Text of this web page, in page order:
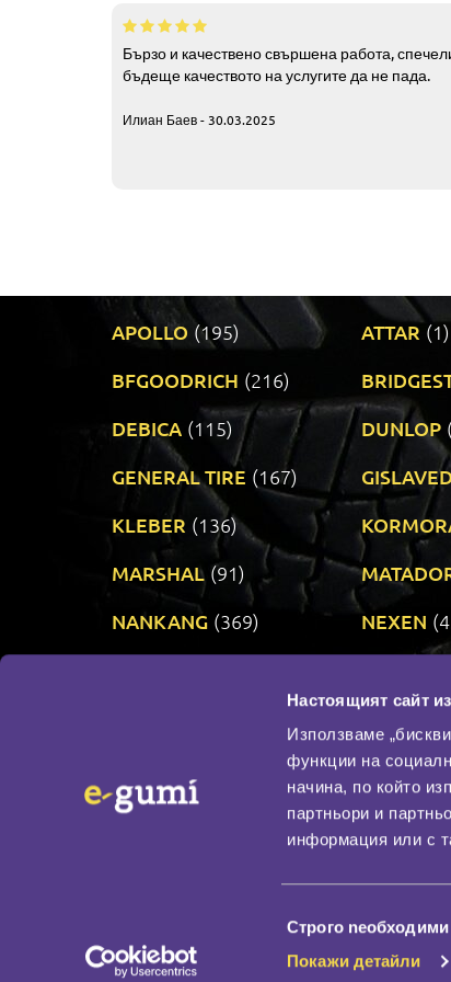
Настоящият сайт
Използваме
функции на
начина, по който
партньори и
информация или с
на
съгласие
Строго nеобходими
Покажи детайли
Бързо и качествено свършена работа,
бъдеще качеството на услугите да не пада.
Илиан Баев - 30.03.2025
APOLLO (195) ATTAR (1)
BFGOODRICH (216)
DEBICA (115) DUNLOP
GENERAL TIRE (167) GISLAVED
KLEBER (136)
MARSHAL (91)
NANKANG (369) NEXEN
По бранд
Промотирани
Доставка и
Политика за